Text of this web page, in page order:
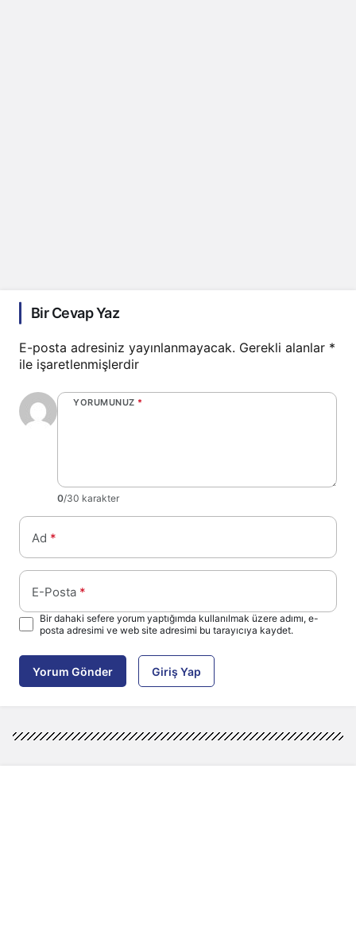
Bir Cevap Yaz
E-posta adresiniz yayınlanmayacak. Gerekli alanlar *
ile işaretlenmişlerdir
YORUMUNUZ *
0/30 karakter
Ad *
E-Posta *
Bir dahaki sefere yorum yaptığımda kullanılmak üzere adımı, e-
posta adresimi ve web site adresimi bu tarayıcıya kaydet.
Yorum Gönder Giriş Yap